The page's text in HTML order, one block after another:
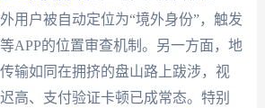
用户被自动定位为“境外身份”，触发
APP的位置审查机制。另一方面，地
输如同在拥挤的盘山路上跋涉，视
高、支付验证卡顿已成常态。特别